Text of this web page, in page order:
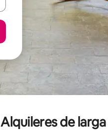
Alquileres de